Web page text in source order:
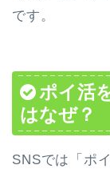
です。
ポイ活
はなぜ？
SNSでは「ポ